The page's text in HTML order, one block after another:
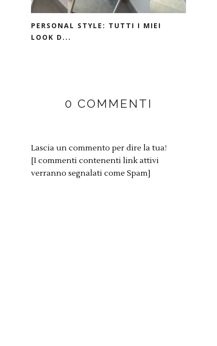
PERSONAL STYLE: TUTTI I MIEI
LOOK D...
0 COMMENTI
Lascia un commento per dire la tua!
[I commenti contenenti link attivi
verranno segnalati come Spam]